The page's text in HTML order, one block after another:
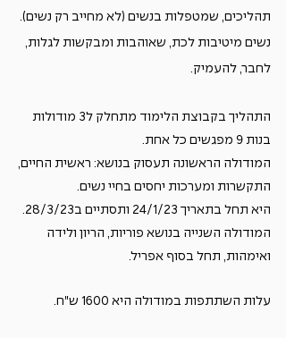
תהליכים, שמטפלות בנשים (לא מחייב רק נשים).
נשים מיטיבות לכת, שאוהבות ומבקשות לגלות,
לחבר, להעמיק.
התהליך בקבוצת הלימוד מתחלק ל3 מודולות
בנות 9 מפגשים כל אחת.
המודולה הראשונה תעסוק בנושא: ראשית החיים,
התקשרות ומערכות יחסים בחיי נשים.
היא תחל בתאריך 24/1/23 ותסתיים ב28/3/23.
המודולה השנייה בנושא פוריות, הריון ולידה
ואימהות, תחל בסוף אפריל.
עלות השתתפות במודולה היא 1600 ש"ח.